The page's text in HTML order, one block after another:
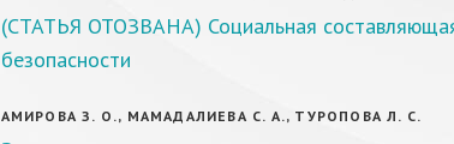
(СТАТЬЯ ОТОЗВАНА) Социальная
безопасности
АМИРОВА З. О., МАМАДАЛИЕВА С. А., ТУРОПОВА Л. С.